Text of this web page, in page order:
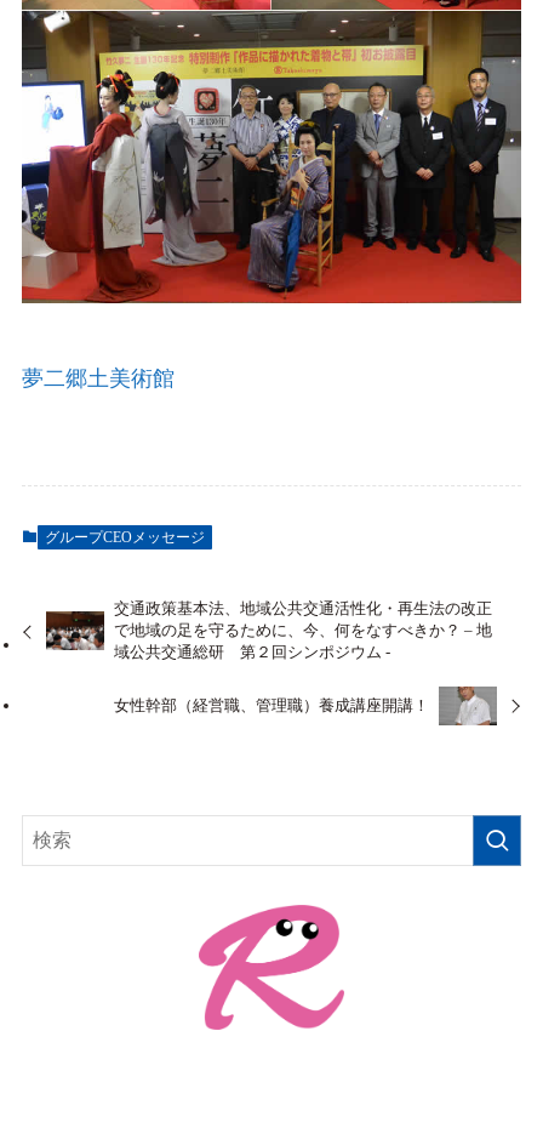
夢二郷土美術館
グループCEOメッセージ
交通政策基本法、地域公共交通活性化・再生法の改正
で地域の足を守るために、今、何をなすべきか？ – 地
域公共交通総研 第２回シンポジウム -
女性幹部（経営職、管理職）養成講座開講！